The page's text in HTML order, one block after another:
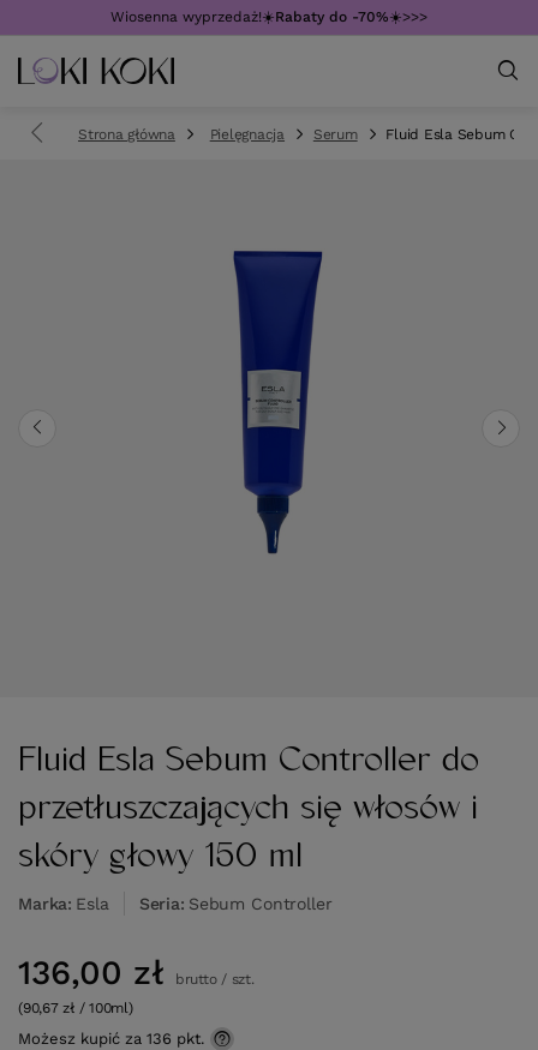
Wiosenna wyprzedaż!☀️Rabaty do -70%☀️>>>
Strona główna Pielęgnacja Serum Fluid Esla Sebum
Fluid Esla Sebum Controller do
przetłuszczających się włosów i
skóry głowy 150 ml
Marka Esla Seria Sebum Controller
136,00 zł brutto/ szt.
(90,67 zł / 100ml)
Możesz kupić za 136 pkt.